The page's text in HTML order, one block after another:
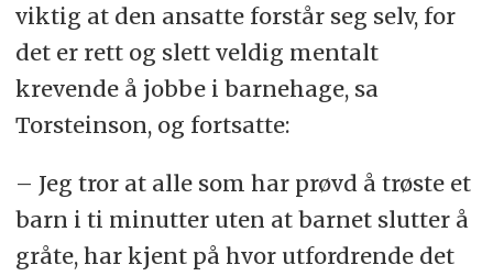
viktig at den ansatte forstår seg selv, for
det er rett og slett veldig mentalt
krevende å jobbe i barnehage, sa
Torsteinson, og fortsatte:
– Jeg tror at alle som har prøvd å trøste et
barn i ti minutter uten at barnet slutter å
gråte, har kjent på hvor utfordrende det